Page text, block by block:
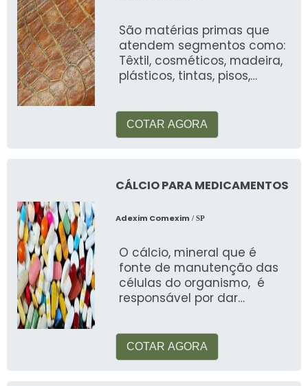
empresas que descartam seus equipamentos.
Quais cuidados tomar ao descartar
eletrônicos?
Certifique-se de que todos os dados foram
removidos e reutilize componentes possíveis
antes do descarte.
Os materiais reciclados são processados para
recuperar metais preciosos e outros materiais
que podem ser reutilizados na fabricação de
novos produtos.
Veja mais:Reciclagem de Lixo Eletrônico .
São matérias primas que
atendem segmentos como:
Têxtil, cosméticos, madeira,
plásticos, tintas, pisos,
COTAR AGORA
CÁLCIO PARA MEDICAMENTOS
Adexim Comexim / SP
O cálcio, mineral que é
fonte de manutenção das
células do organismo, é
responsável por dar
COTAR AGORA